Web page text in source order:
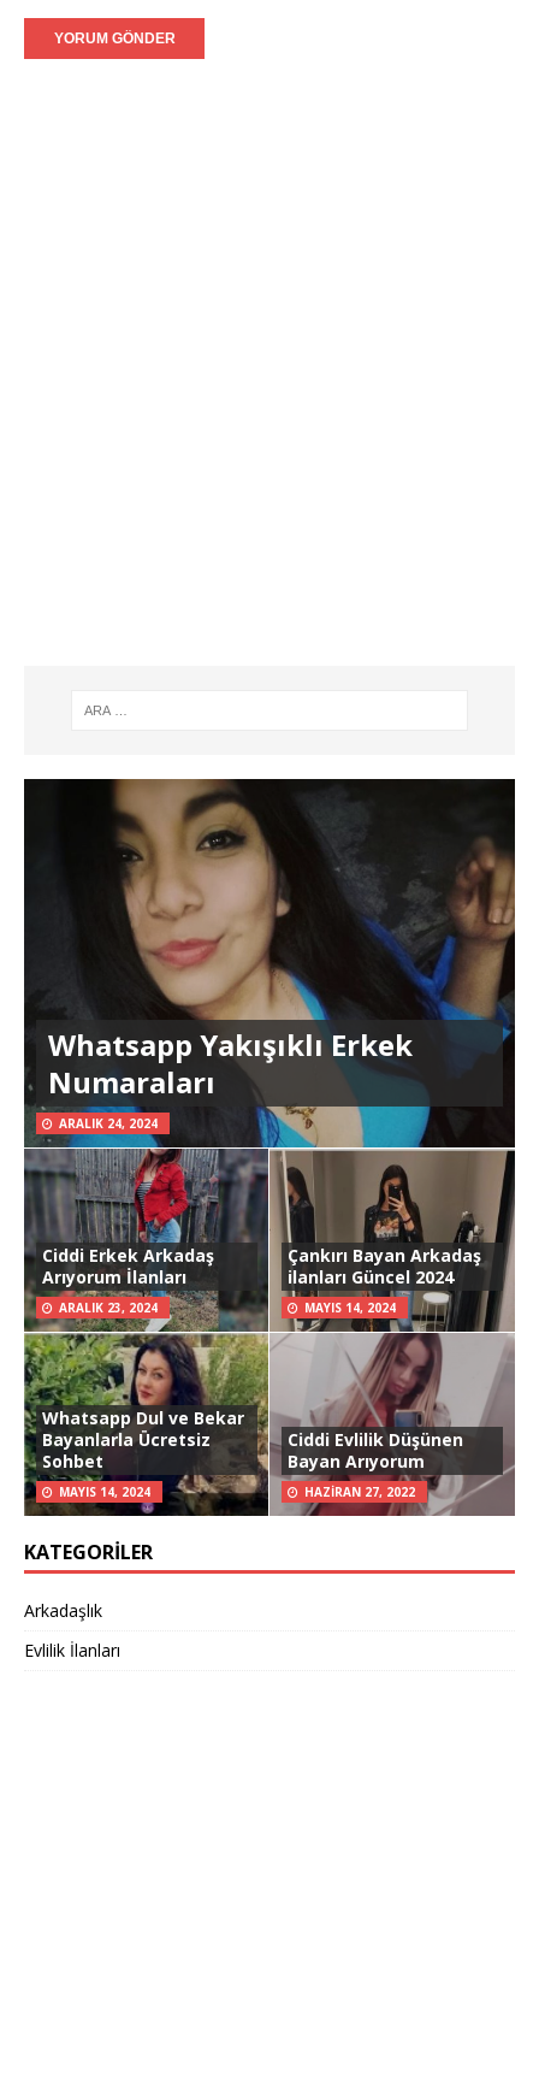
Whatsapp Yakışıklı Erkek
Numaraları
ARALIK 24, 2024
Ciddi Erkek Arkadaş
Arıyorum İlanları
ARALIK 23, 2024
Çankırı Bayan Arkadaş
ilanları Güncel 2024
MAYIS 14, 2024
Whatsapp Dul ve Bekar
Bayanlarla Ücretsiz
Sohbet
MAYIS 14, 2024
Ciddi Evlilik Düşünen
Bayan Arıyorum
HAZIRAN 27, 2022
KATEGORILER
Arkadaşlık
Evlilik İlanları